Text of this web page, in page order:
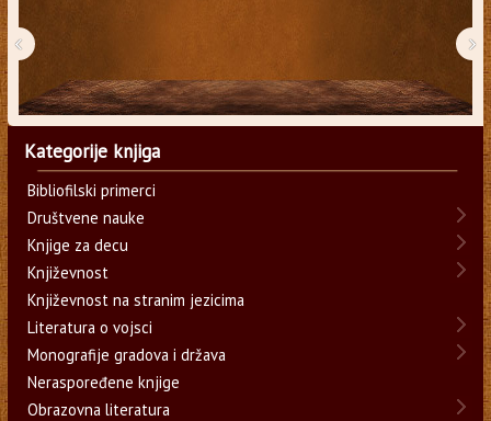
‹ ›
Kategorije knjiga
Bibliofilski primerci
Društvene nauke
Knjige za decu
Književnost
Književnost na stranim jezicima
Literatura o vojsci
Monografije gradova i država
Neraspoređene knjige
Obrazovna literatura